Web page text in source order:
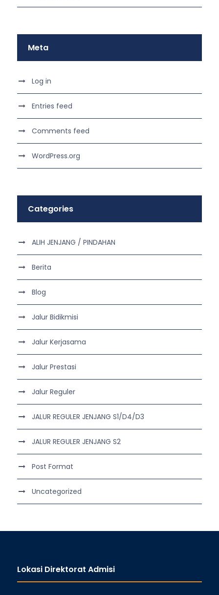
Meta
Log in
Entries feed
Comments feed
WordPress.org
Categories
ALIH JENJANG / PINDAHAN
Berita
Blog
Jalur Bidikmisi
Jalur Kerjasama
Jalur Prestasi
Jalur Reguler
JALUR REGULER JENJANG S1/D4/D3
JALUR REGULER JENJANG S2
Post Format
Uncategorized
Lokasi Direktorat Admisi